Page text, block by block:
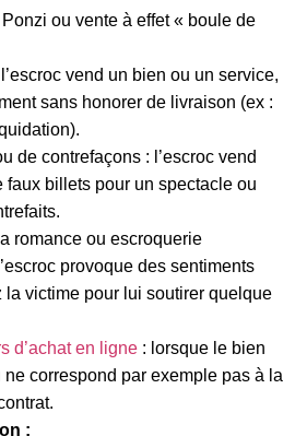
ou vente à effet « boule de
vend un bien ou un service,
sans honorer de livraison (ex :
de contrefaçons : l’escroc vend
faux billets pour un spectacle ou
romance ou escroquerie
provoque des sentiments
la victime pour lui soutirer quelque
d’achat en ligne : lorsque le bien
correspond par exemple pas à la
: